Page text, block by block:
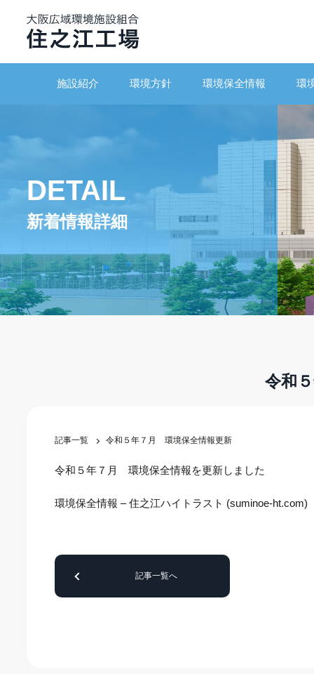
施設紹介 環境方針 環境保全情報 環
DETAIL
新着情報詳細
令和
記事一覧 令和５年７月 環境保全情報更新
令和５年７月 環境保全情報を更新しました
環境保全情報 – 住之江ハイトラスト (suminoe-ht.com)
記事一覧へ